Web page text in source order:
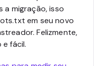
a migração, isso
em seu novo
Felizmente,
fácil.